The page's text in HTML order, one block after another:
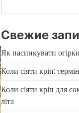
Свежие
Як пасинкувати
Коли сіяти кріп:
Коли сіяти кріп для
літа